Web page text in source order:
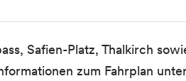
Safien-Platz, Thalkirch
zum Fahrplan